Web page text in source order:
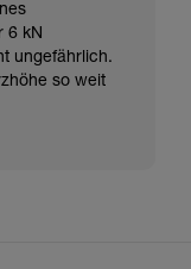
6 kN
ungefährlich.
so weit